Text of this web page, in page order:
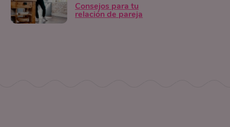
Consejos para tu
relación de pareja